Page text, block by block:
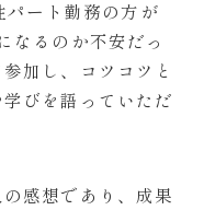
パート勤務の方が
なるのか不安だっ
加し、コツコツと
びを語っていただ
感想であり、成果